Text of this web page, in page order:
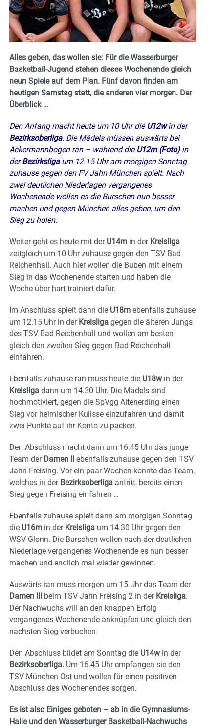
Alles geben, das wollen sie: Für die Wasserburger
Basketball-Jugend stehen dieses Wochenende gleich
neun Spiele auf dem Plan. Fünf davon finden am
heutigen Samstag statt, die anderen vier morgen. Der
Überblick …
Den Anfang macht heute um 10 Uhr dieU12win der
Bezirksoberliga. Die Mädels müssen auswärts bei
Ackermannbogen ran – während dieU12m (Foto)in
derBezirksligaum 12.15 Uhr am morgigen Sonntag
zuhause gegen den FV Jahn München spielt. Nach
zwei deutlichen Niederlagen vergangenes
Wochenende wollen es die Burschen nun besser
machen und gegen München alles geben, um den
Sieg zu holen.
Weiter geht es heute mit derU14m in der Kreisliga
zeitgleich um 10 Uhr zuhause gegen den TSV Bad
Reichenhall. Auch hier wollen die Buben mit einem
Sieg in das Wochenende starten und haben die
Woche über hart trainiert dafür.
Im Anschluss spielt dann die U18m ebenfalls zuhause
um 12.15 Uhr in der Kreisliga gegen die älteren Jungs
des TSV Bad Reichenhall und wollen am besten
gleich den zweiten Sieg gegen Bad Reichenhall
einfahren.
Ebenfalls zuhause ran muss heute die U18win der
Kreisliga dann um 14.30 Uhr. Die Mädels sind
hochmotiviert, gegen die SpVgg Altenerding einen
Sieg vor heimischer Kulisse einzufahren und damit
zwei Punkte auf ihr Konto zu packen.
Den Abschluss macht dann um 16.45 Uhr das junge
Team der Damen II ebenfalls zuhause gegen den TSV
Jahn Freising. Vor ein paar Wochen konnte das Team,
welches in derBezirksoberliga antritt, bereits einen
Sieg gegen Freising einfahren …
Ebenfalls zuhause spielt dann am morgigen Sonntag
die U16m in der Kreisliga um 14.30 Uhr gegen den
WSV Glonn. Die Burschen wollen nach der deutlichen
Niederlage vergangenes Wochenende es nun besser
machen und endlich mal wieder gewinnen.
Auswärts ran muss morgen um 15 Uhr das Team der
Damen III beim TSV Jahn Freising 2 in der Kreisliga.
Der Nachwuchs will an den knappen Erfolg
vergangenes Wochenende anknüpfen und gleich den
nächsten Sieg verbuchen.
Den Abschluss bildet am Sonntag die U14win der
Bezirksoberliga. Um 16.45 Uhr empfangen sie den
TSV München Ost und wollen für einen positiven
Abschluss des Wochenendes sorgen.
Es ist also Einiges geboten – ab in die Gymnasiums-
Halle und den Wasserburger Basketball-Nachwuchs